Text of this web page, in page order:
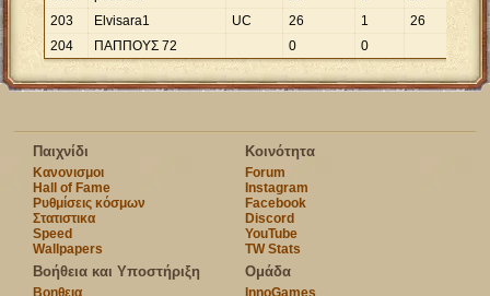
203
Elvisara1 UC 26 1
26
204
ΠΑΠΠΟΥΣ 72 0 0
Παιχνίδι
Κανονισμοι
Hall of Fame
Ρυθμίσεις κόσμων
Στατιστικα
Speed
Wallpapers
Κοινότητα
Forum
Instagram
Facebook
Discord
YouTube
TW Stats
Βοήθεια και Υποστήριξη Ομάδα